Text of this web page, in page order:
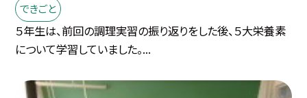
できごと
５年生は、前回の調理実習の振り返りをした後、５大栄養素
について学習していました。...